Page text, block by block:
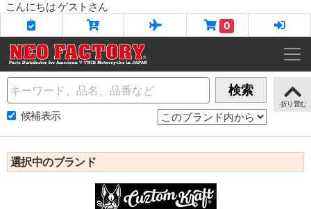
こんにちは ゲストさん
0
Name 検索
候補表示
選択中のブランド